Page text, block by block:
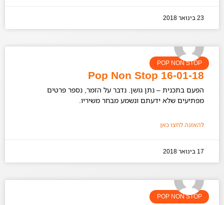
23 בינואר 2018
POP NON STOP
Pop Non Stop 16-01-18
הפעם בתכנית – נתן גושן. נדבר על הזמר, נספר פרטים
מפתיעים שלא ידעתם ונשמע מבחר משיריו.
להאזנה לחצו כאן
17 בינואר 2018
POP NON STOP